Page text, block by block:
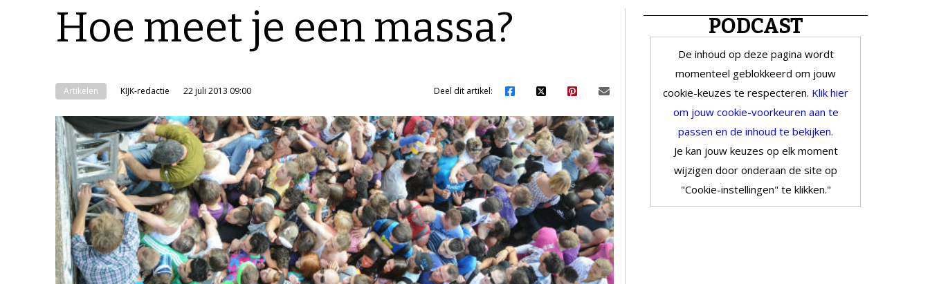
Hoe meet je een massa?
Artikelen KIJK-redactie 22 juli 2013 09:00 Deel dit artikel:
PODCAST
De inhoud op deze pagina wordt
momenteel geblokkeerd om jouw
cookie-keuzes te respecteren. Klik hier
om jouw cookie-voorkeuren aan te
passen en de inhoud te bekijken.
Je kan jouw keuzes op elk moment
wijzigen door onderaan de site op
"Cookie-instellingen" te klikken."